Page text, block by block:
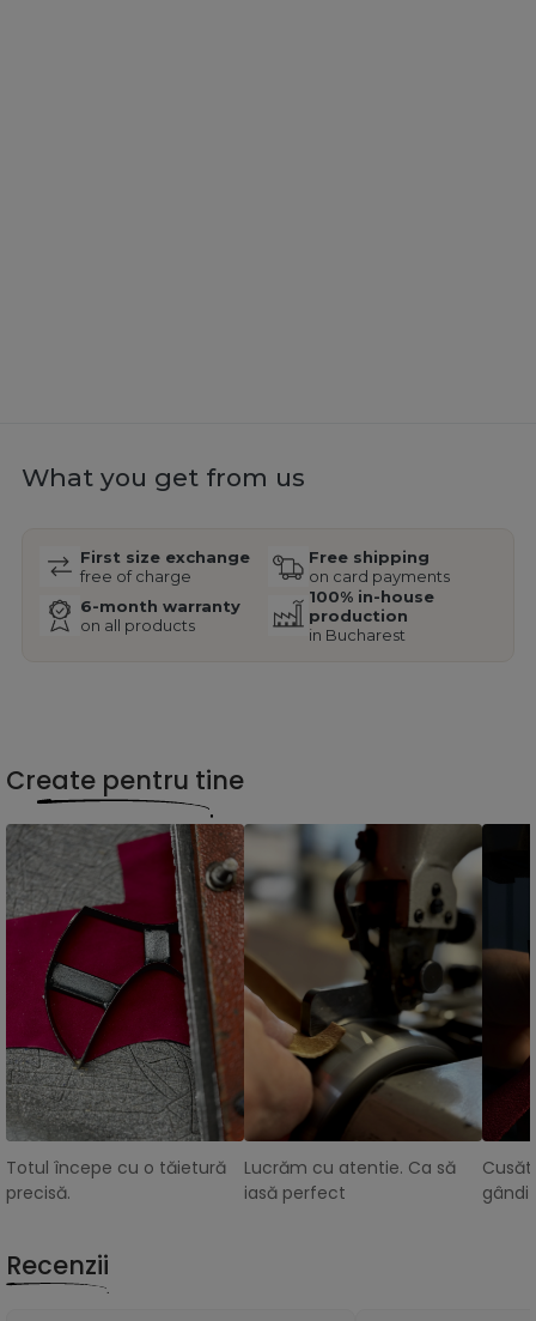
What you get from us
First size exchange
free of charge
Free shipping
on card payments
6-month warranty
on all products
100% in-house
production
in Bucharest
Create pentru tine
Totul începe cu o tăietură
precisă.
Lucrăm cu atentie. Ca să
iasă perfect
Recenzii